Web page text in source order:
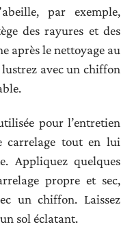
par exemple,
des rayures et des
après le nettoyage au
lustrez avec un chiffon
pour l’entretien
carrelage tout en lui
Appliquez quelques
propre et sec,
un chiffon. Laissez
sol éclatant.